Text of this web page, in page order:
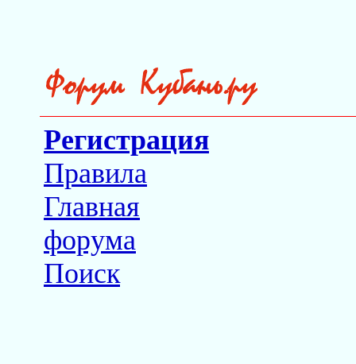
Регистрация
Правила
Главная
форума
Поиск